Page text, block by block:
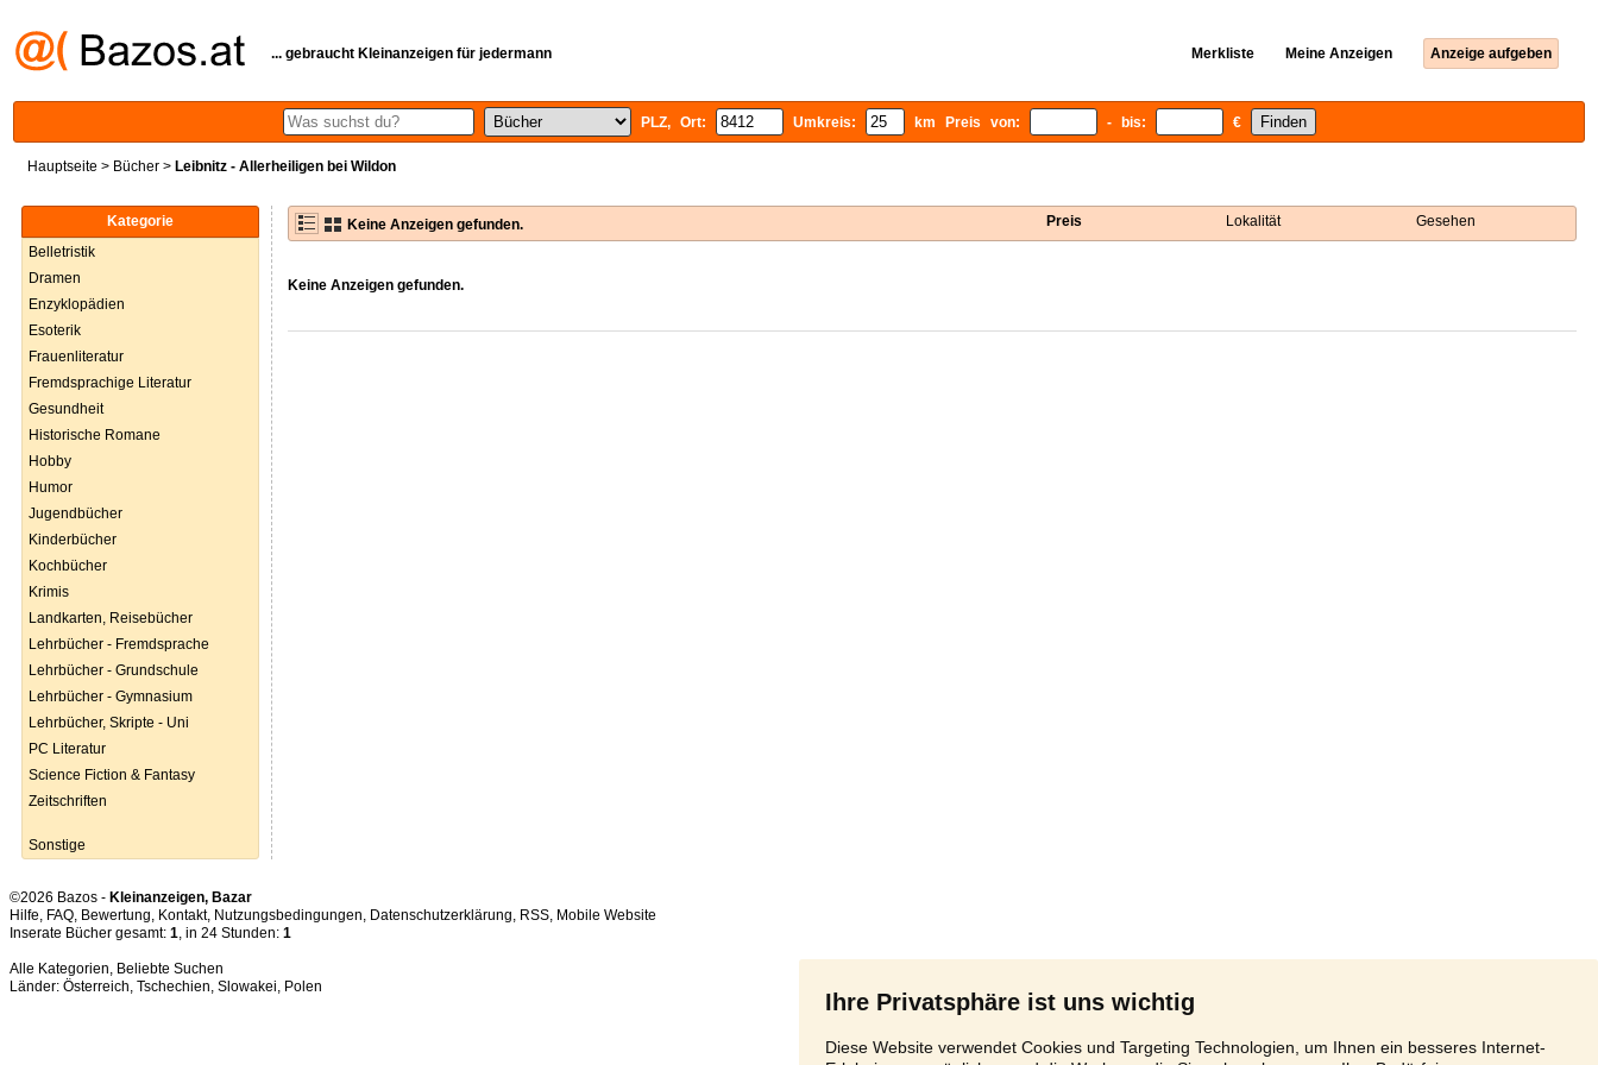
Ihre Privatsphäre ist uns wichtig
Diese Website verwendet Cookies und Targeting Technologien, um Ihnen ein besseres Internet-
... gebraucht Kleinanzeigen für jedermann Merkliste Meine Anzeigen Anzeige aufgeben
PLZ, Ort: Umkreis: km Preis von: - bis: €
Hauptseite > Bücher > Leibnitz - Allerheiligen bei Wildon
Kategorie
Belletristik
Dramen
Enzyklopädien
Esoterik
Frauenliteratur
Fremdsprachige Literatur
Gesundheit
Historische Romane
Hobby
Humor
Jugendbücher
Kinderbücher
Kochbücher
Krimis
Landkarten, Reisebücher
Lehrbücher - Fremdsprache
Lehrbücher - Grundschule
Lehrbücher - Gymnasium
Lehrbücher, Skripte - Uni
PC Literatur
Science Fiction & Fantasy
Zeitschriften
Sonstige
Keine Anzeigen gefunden. Preis Lokalität Gesehen
Keine Anzeigen gefunden.
©2026 Bazos - Kleinanzeigen, Bazar
Hilfe, FAQ, Bewertung, Kontakt, Nutzungsbedingungen, Datenschutzerklärung, RSS,
Inserate Bücher gesamt: 1, in 24 Stunden: 1
Alle Kategorien, Beliebte Suchen
Länder: Österreich, Tschechien, Slowakei, Polen